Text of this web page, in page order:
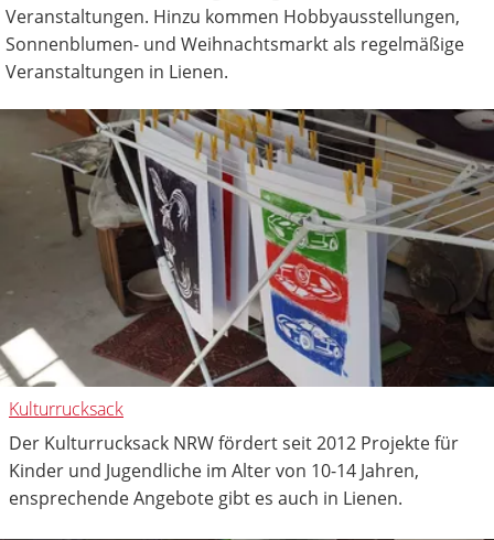
Veranstaltungen. Hinzu kommen Hobbyausstellungen,
Sonnenblumen- und Weihnachtsmarkt als regelmäßige
Veranstaltungen in Lienen.
Kulturrucksack
Der Kulturrucksack NRW fördert seit 2012 Projekte für
Kinder und Jugendliche im Alter von 10-14 Jahren,
ensprechende Angebote gibt es auch in Lienen.